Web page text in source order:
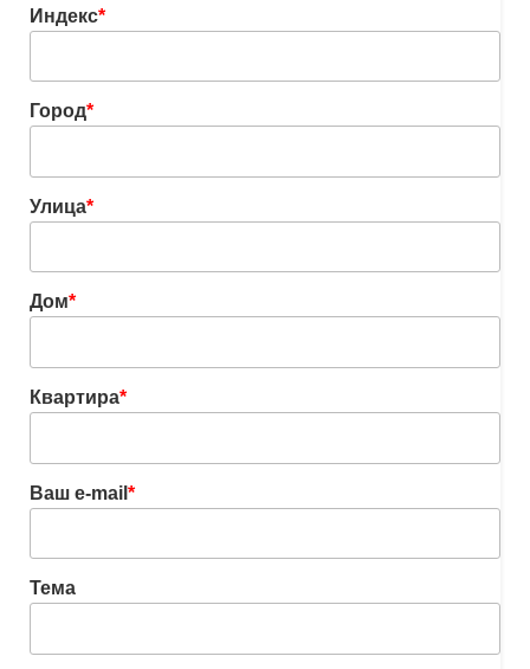
Индекс*
Город*
Улица*
Дом*
Квартира*
Ваш e-mail *
Тема